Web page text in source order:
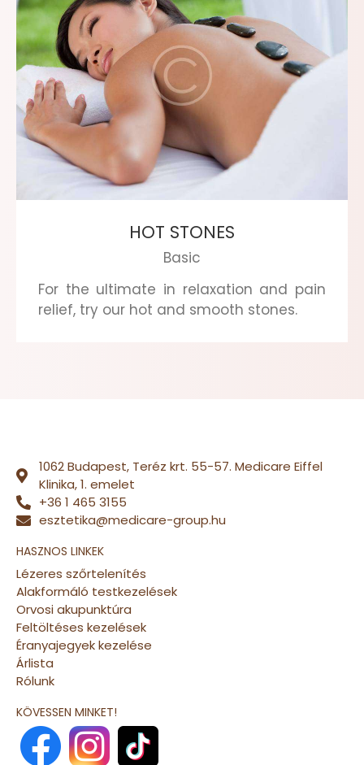
HOT STONES
Basic
For the ultimate in relaxation and pain
relief, try our hot and smooth stones.
1062 Budapest, Teréz krt. 55-57. Medicare Eiffel
Klinika, 1. emelet
+36 1 465 3155
esztetika@medicare-group.hu
HASZNOS LINKEK
Lézeres szőrtelenítés
Alakformáló testkezelések
Orvosi akupunktúra
Feltöltéses kezelések
Éranyajegyek kezelése
Árlista
Rólunk
KÖVESSEN MINKET!